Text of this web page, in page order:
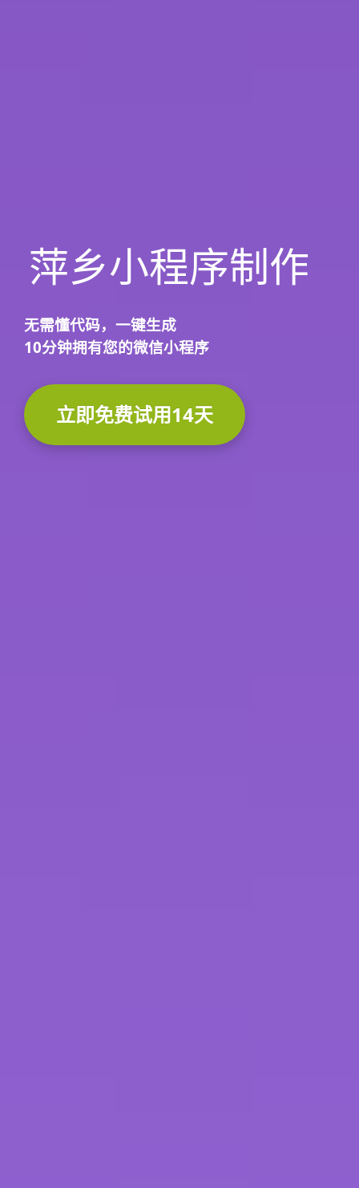
萍乡小程序制作
无需懂代码， 一键生成
10分钟拥有您的微信小程序
立即免费试用14天